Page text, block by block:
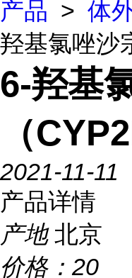
产品 > 体
羟基氯唑沙
6-羟基
（
2021-11-11
产品详情
产地 北京
价格： 20